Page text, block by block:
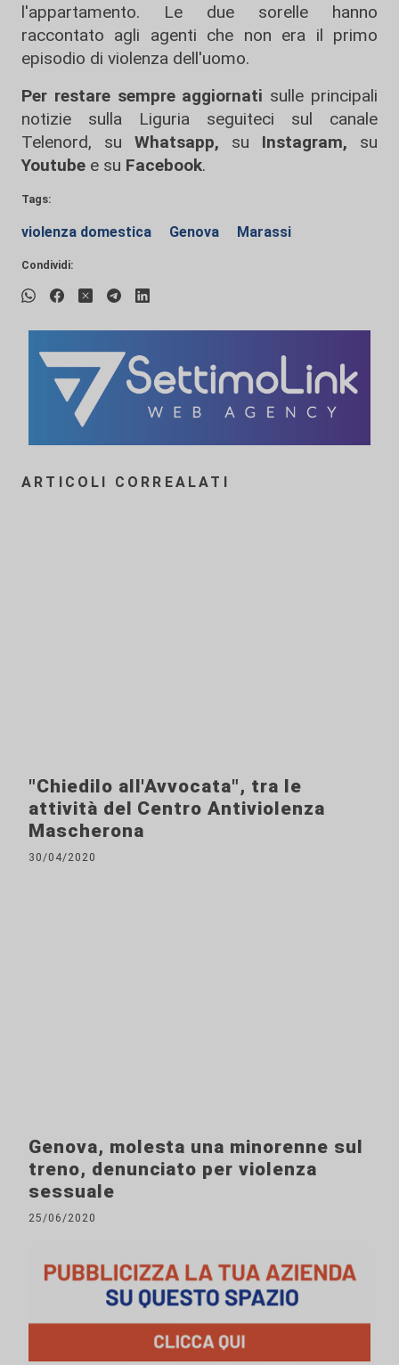
l'appartamento. Le due sorelle hanno
raccontato agli agenti che non era il primo
episodio di violenza dell'uomo.
Per restare sempre aggiornati sulle principali
notizie sulla Liguria seguiteci sul canale
Telenord, su
Whatsapp, su Instagram, su
Youtube e su Facebook.
Tags:
violenza domestica Genova Marassi
Condividi:
ARTICOLI CORREALATI
"Chiedilo all'Avvocata", tra le
attività del Centro Antiviolenza
Mascherona
30/04/2020
Genova, molesta una minorenne sul
treno, denunciato per violenza
sessuale
25/06/2020